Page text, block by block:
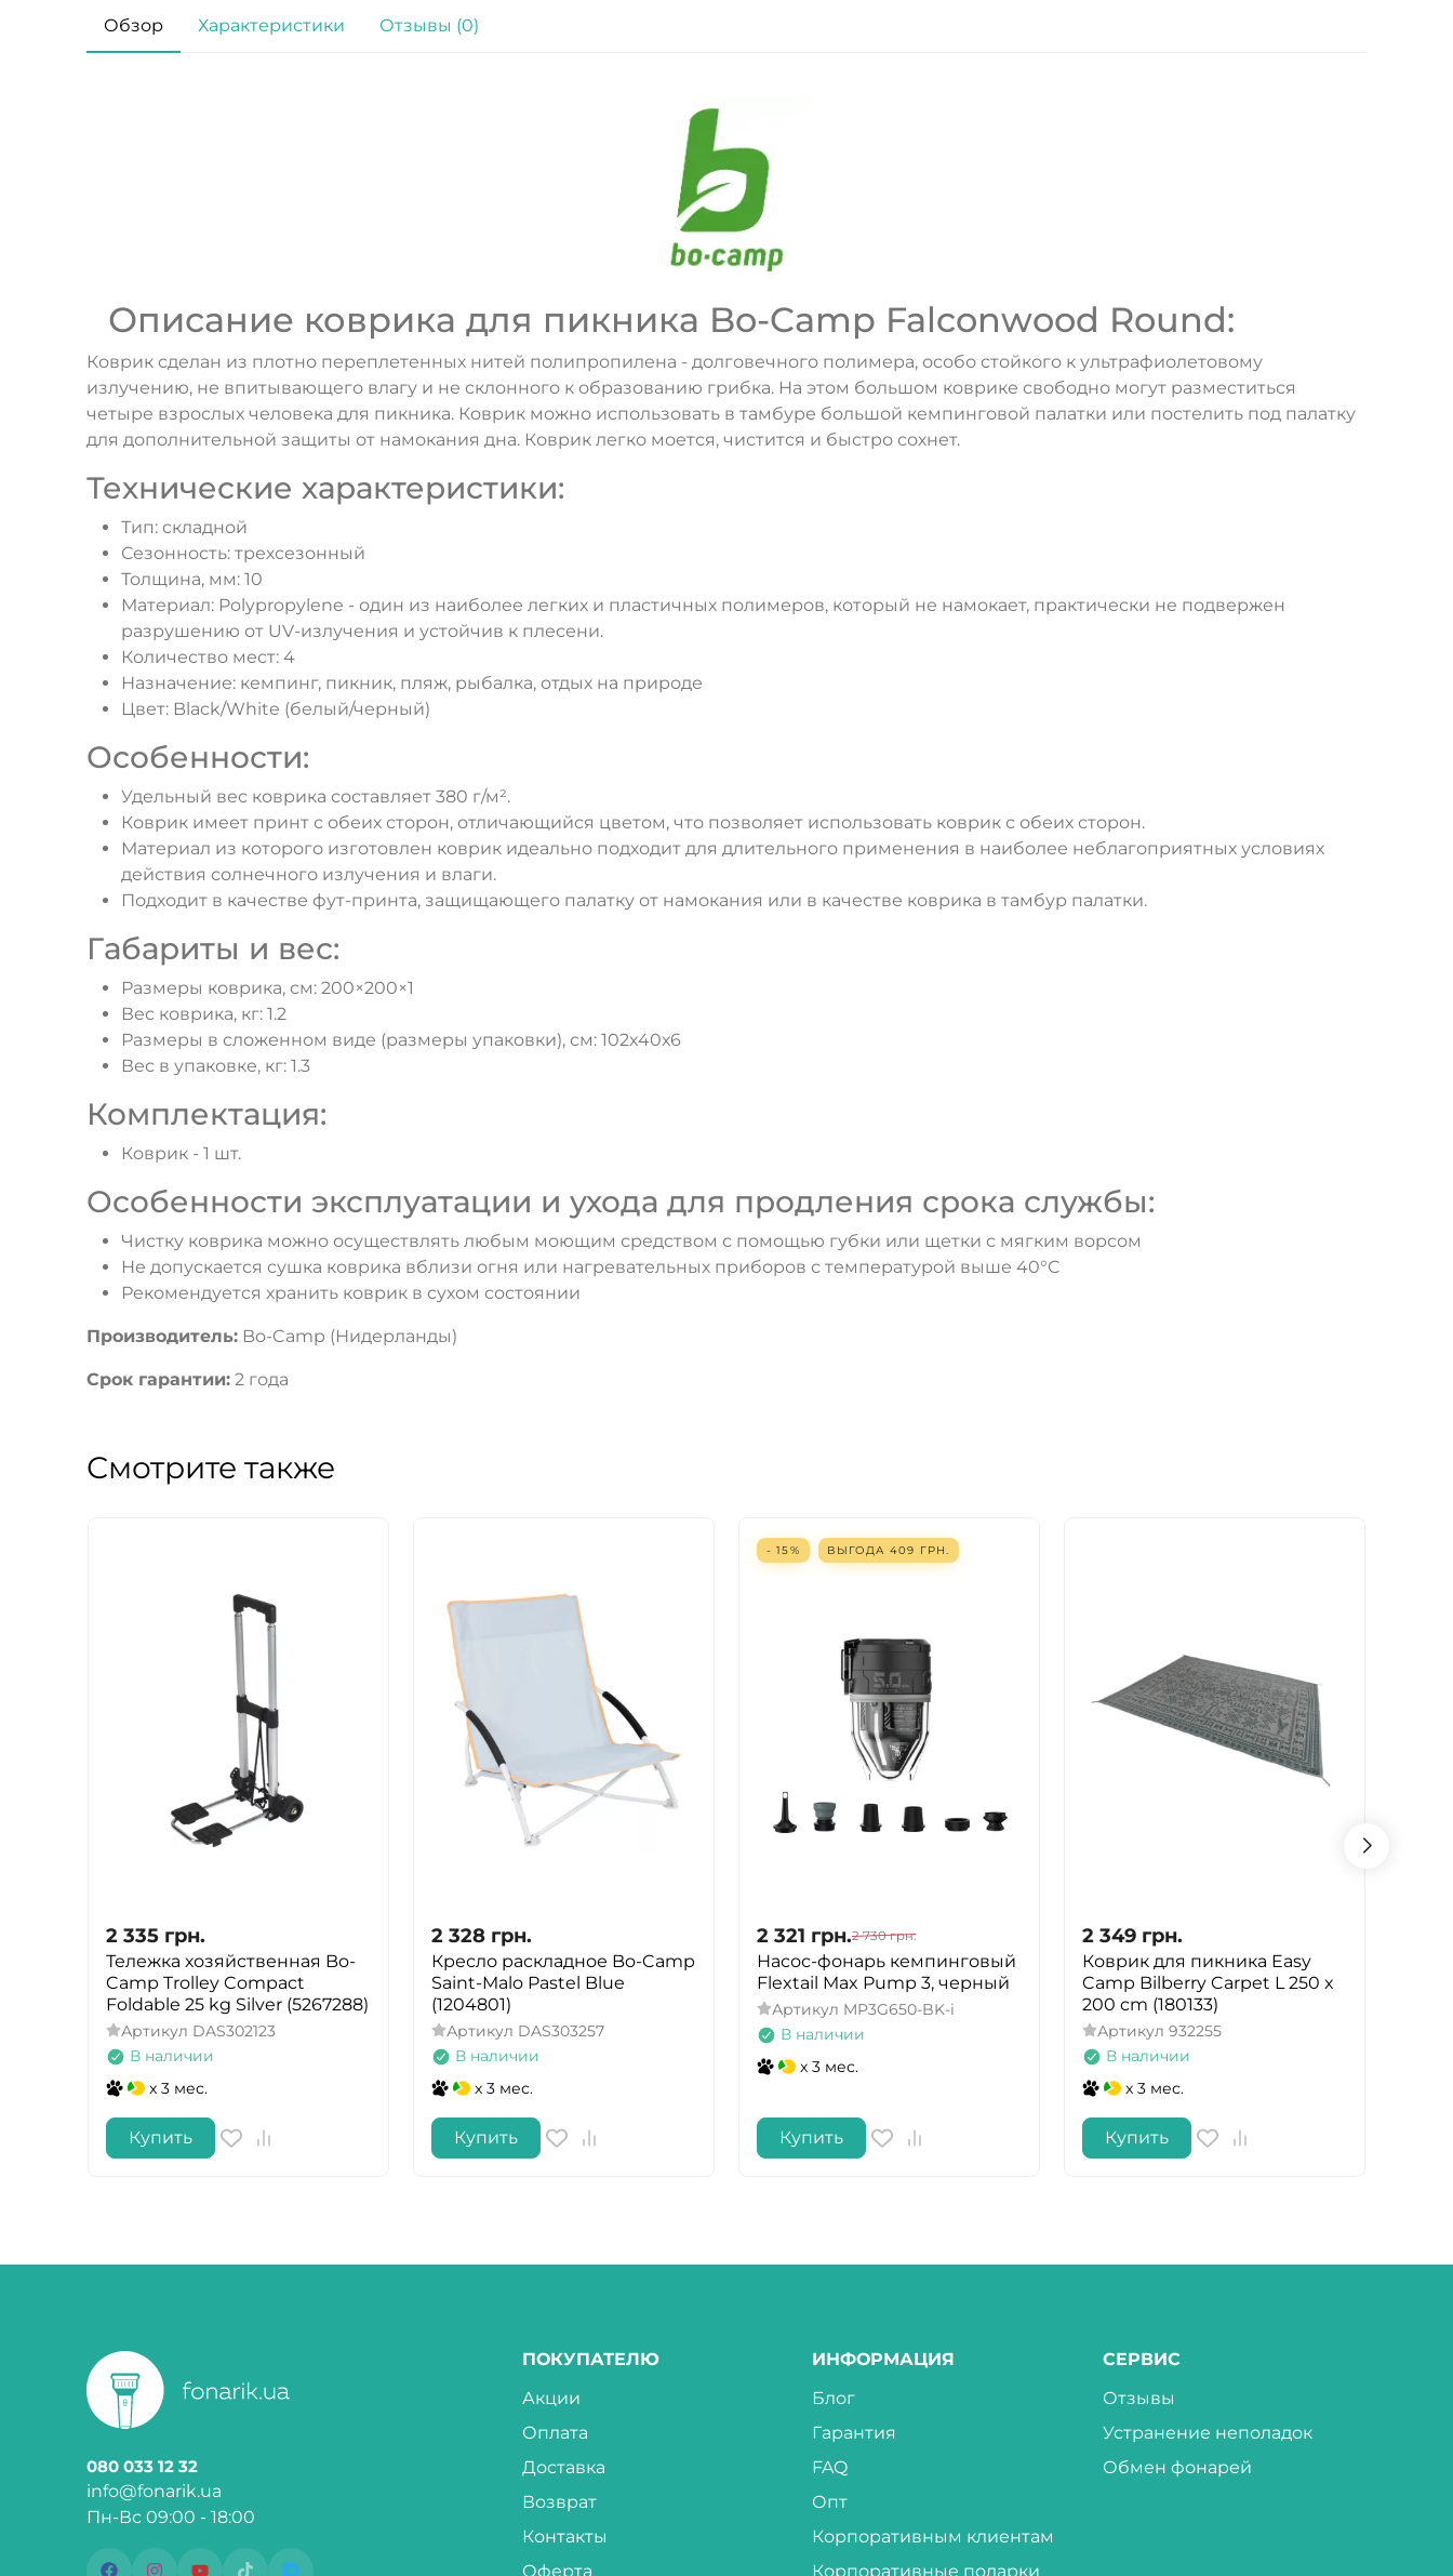
Обзор Характеристики Отзывы (0)
Описание коврика для пикника Bo-Camp Falconwood Round:
Коврик сделан из плотно переплетенных нитей полипропилена - долговечного полимера, особо стойкого к ультрафиолетовому
излучению, не впитывающего влагу и не склонного к образованию грибка. На этом большом коврике свободно могут разместиться
четыре взрослых человека для пикника. Коврик можно использовать в тамбуре большой кемпинговой палатки или постелить под палатку
для дополнительной защиты от намокания дна. Коврик легко моется, чистится и быстро сохнет.
Технические характеристики:
Тип: складной
Сезонность: трехсезонный
Толщина, мм: 10
Материал: Polypropylene - один из наиболее легких и пластичных полимеров, который не намокает, практически не подвержен
разрушению от UV-излучения и устойчив к плесени.
Количество мест: 4
Назначение: кемпинг, пикник, пляж, рыбалка, отдых на природе
Цвет: Black/White (белый/черный)
Особенности:
Удельный вес коврика составляет 380 г/м².
Коврик имеет принт с обеих сторон, отличающийся цветом, что позволяет использовать коврик с обеих сторон.
Материал из которого изготовлен коврик идеально подходит для длительного применения в наиболее неблагоприятных условиях
действия солнечного излучения и влаги.
Подходит в качестве фут-принта, защищающего палатку от намокания или в качестве коврика в тамбур палатки.
Габариты и вес:
Размеры коврика, см: 200×200×1
Вес коврика, кг: 1.2
Размеры в сложенном виде (размеры упаковки), см: 102x40х6
Вес в упаковке, кг: 1.3
Комплектация:
Коврик - 1 шт.
Особенности эксплуатации и ухода для продления срока службы:
Чистку коврика можно осуществлять любым моющим средством с помощью губки или щетки с мягким ворсом
Не допускается сушка коврика вблизи огня или нагревательных приборов с температурой выше 40°С
Рекомендуется хранить коврик в сухом состоянии
Производитель: Bo-Camp (Нидерланды)
Срок гарантии: 2 года
Смотрите также
2 335 грн.
Тележка хозяйственная Bo-
Camp Trolley Compact
Foldable 25 kg Silver (5267288)
Артикул DAS302123
В наличии
x 3 мес.
Купить
2 328 грн.
Кресло раскладное Bo-Camp
Saint-Malo Pastel Blue
(1204801)
Артикул DAS303257
В наличии
x 3 мес.
Купить
- 15% ВЫГОДА 409 ГРН.
2 321 грн.2 730 грн.
Насос-фонарь кемпинговый
Flextail Max Pump 3, черный
Артикул MP3G650-BK-i
В наличии
x 3 мес.
Купить
2 349 грн.
Коврик для пикника Easy
Camp Bilberry Carpet L 250 x
200 cm (180133)
Артикул 932255
В наличии
x 3 мес.
Купить
080 033 12 32
info@fonarik.ua
Пн-Вс 09:00 - 18:00
ПОКУПАТЕЛЮ
Акции
Оплата
Доставка
Возврат
Контакты
Оферта
ИНФОРМАЦИЯ
Блог
Гарантия
FAQ
Опт
Корпоративным клиентам
Корпоративные подарки
СЕРВИС
Отзывы
Устранение неполадок
Обмен фонарей